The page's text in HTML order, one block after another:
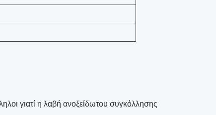
γιατί η λαβή ανοξείδωτου συγκόλλησης